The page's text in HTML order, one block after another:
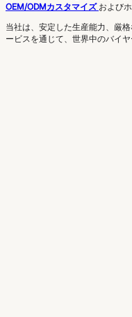
OEM/ODMカスタマイズ および
当社は、安定した生産能力、厳
ービスを通じて、世界中のバイ